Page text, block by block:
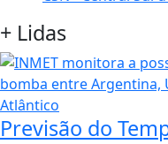
+ Lidas
Previsão do